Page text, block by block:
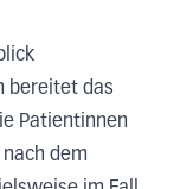
bereitet das
Patientinnen
dem